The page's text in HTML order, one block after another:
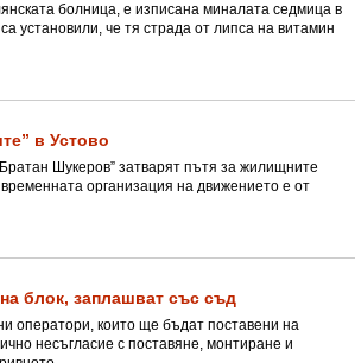
болница, е изписана миналата седмица в
установили, че тя страда от липса на витамин
в Устово
Шукеров” затварят пътя за жилищните
организация на движението е от
блок, заплашват със съд
оператори, които ще бъдат поставени на
несъгласие с поставяне, монтиране и